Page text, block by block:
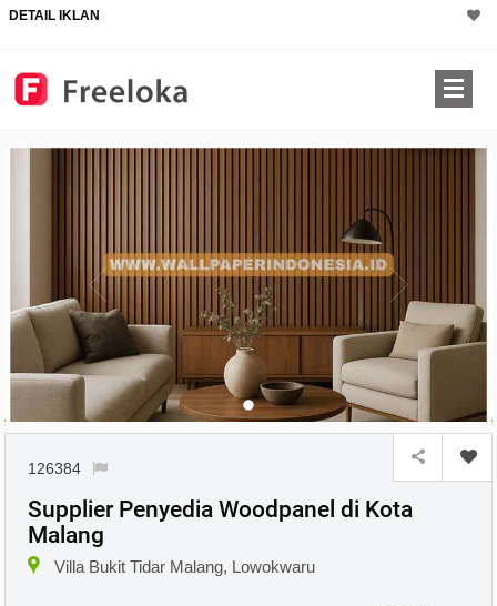
DETAIL IKLAN
126384
Supplier Penyedia Woodpanel di Kota
Malang
Villa Bukit Tidar Malang, Lowokwaru